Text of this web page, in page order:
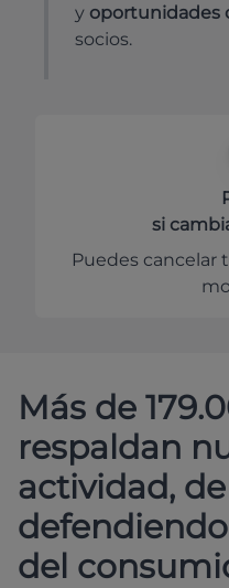
y oportunidades
socios.
si
Puedes cancelar
Más de
respaldan
actividad,
del